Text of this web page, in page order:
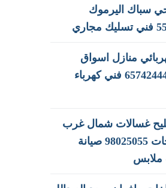
سباك اليرموك
منازل اسواق
القرين 65742444 فني كهرباء
غسالات شمال غرب
الصليبيخات 98025055 صيانة
ملابس